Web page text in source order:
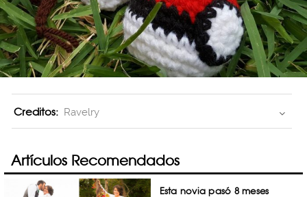
Creditos: Ravelry
Artículos Recomendados
Esta novia pasó 8 meses